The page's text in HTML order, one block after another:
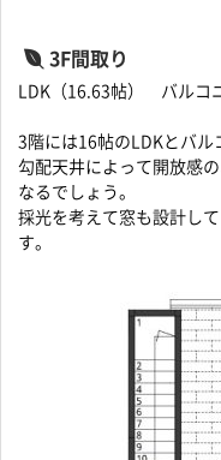
3F間取り
LDK（16.63帖） バルコ
3階には16帖のLDKとバル
勾配天井によって開放感
なるでしょう。
採光を考えて窓も設計し
す。